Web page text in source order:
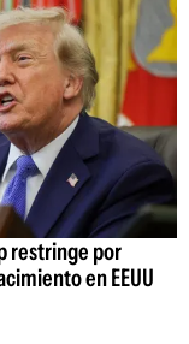
restringe por
en EEUU